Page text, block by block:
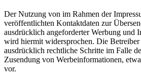
Der Nutzung von im Rahmen der
veröffentlichten Kontaktdaten zur
ausdrücklich angeforderter Werbung und
wird hiermit widersprochen. Die Betreiber
ausdrücklich rechtliche Schritte im Falle
Zusendung von Werbeinformationen,
vor.